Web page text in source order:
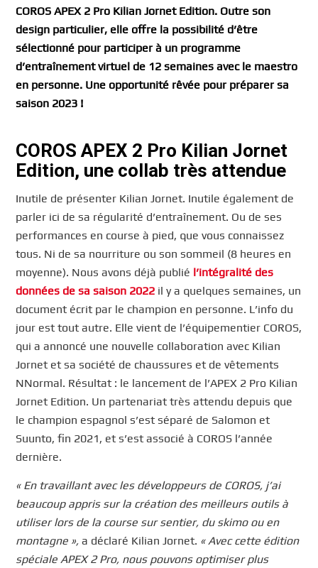
COROS APEX 2 Pro Kilian Jornet Edition. Outre son
design particulier, elle offre la possibilité d’être
sélectionné pour participer à un programme
d’entraînement virtuel de 12 semaines avec le maestro
en personne. Une opportunité rêvée pour préparer sa
saison 2023 !
COROS APEX 2 Pro Kilian Jornet
Edition, une collab très attendue
Inutile de présenter Kilian Jornet. Inutile également de
parler ici de sa régularité d’entraînement. Ou de ses
performances en course à pied, que vous connaissez
tous. Ni de sa nourriture ou son sommeil (8 heures en
moyenne). Nous avons déjà publié l’intégralité des
données de sa saison 2022 il y a quelques semaines, un
document écrit par le champion en personne. L’info du
jour est tout autre. Elle vient de l’équipementier COROS,
qui a annoncé une nouvelle collaboration avec Kilian
Jornet et sa société de chaussures et de vêtements
NNormal. Résultat : le lancement de l’APEX 2 Pro Kilian
Jornet Edition. Un partenariat très attendu depuis que
le champion espagnol s’est séparé de Salomon et
Suunto, fin 2021, et s’est associé à COROS l’année
dernière.
« En travaillant avec les développeurs de COROS, j’ai
beaucoup appris sur la création des meilleurs outils à
utiliser lors de la course sur sentier, du skimo ou en
montagne », a déclaré Kilian Jornet. « Avec cette édition
spéciale APEX 2 Pro, nous pouvons optimiser plus